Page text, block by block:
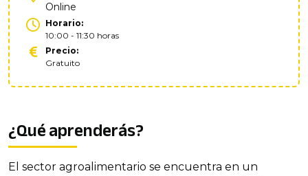
Online
Horario:
10:00 - 11:30 horas
Precio:
Gratuito
¿Qué aprenderás?
El sector agroalimentario se encuentra en un